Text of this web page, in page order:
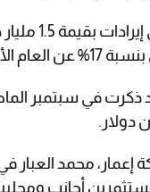
وحققت
الأسبق.
ذكرت في سبتمبر
أجانب ومحليين